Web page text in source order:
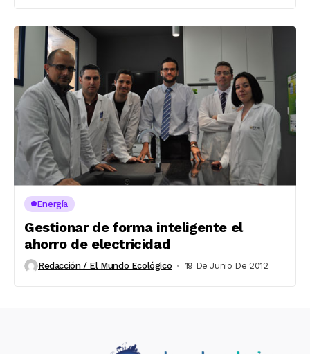
Energía
Gestionar de forma inteligente el
ahorro de electricidad
Redacción / El Mundo Ecológico 19 De Junio De 2012